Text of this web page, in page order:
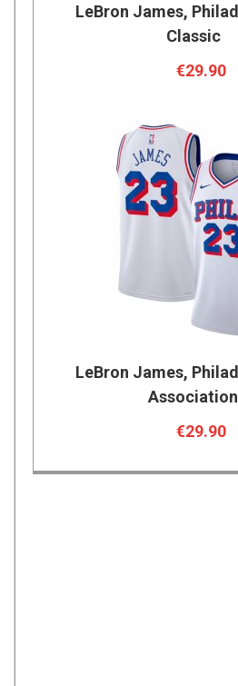
LeBron James,
Classic
€29.90
LeBron James,
Association
€29.90